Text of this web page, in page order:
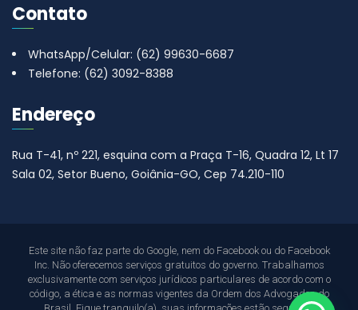
Contato
WhatsApp/Celular: (62) 99630-6687
Telefone: (62) 3092-8388
Endereço
Rua T-41, nº 221, esquina com a Praça T-16, Quadra 12, Lt 17
Sala 02, Setor Bueno, Goiânia-GO, Cep 74.210-110
Este site não faz parte do Google, nem do Facebook ou do Facebook
Inc. Não oferecemos serviços gratuitos do governo. Trabalhamos
exclusivamente com serviços jurídicos particulares de acordo com o
código, a ética e as normas vigentes da Ordem dos Advogados do